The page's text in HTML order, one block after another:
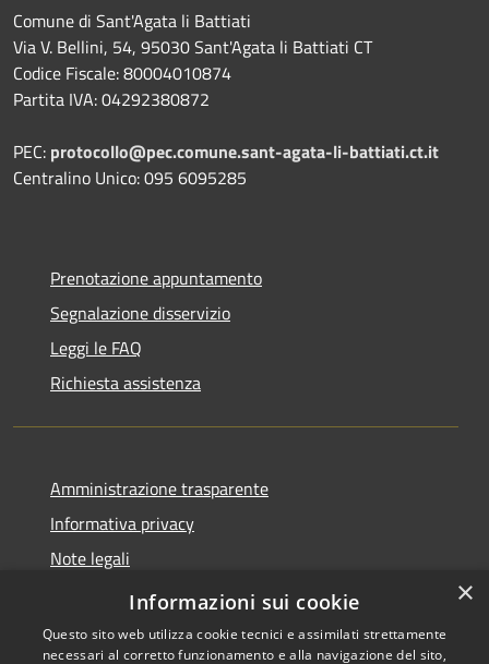
Comune di Sant'Agata li Battiati
Via V. Bellini, 54, 95030 Sant'Agata li Battiati CT
Codice Fiscale: 80004010874
Partita IVA: 04292380872
PEC: protocollo@pec.comune.sant-agata-li-battiati.ct.it
Centralino Unico: 095 6095285
Prenotazione appuntamento
Segnalazione disservizio
Leggi le FAQ
Richiesta assistenza
Amministrazione trasparente
Informativa privacy
Note legali
Dichiarazione di accessibilità
×
Informazioni sui cookie
Questo sito web utilizza cookie tecnici e assimilati strettamente
necessari al corretto funzionamento e alla navigazione del sito,